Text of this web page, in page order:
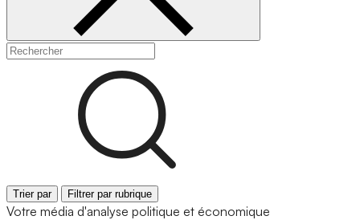
Trier par Filtrer par rubrique
Votre média d'analyse politique et économique